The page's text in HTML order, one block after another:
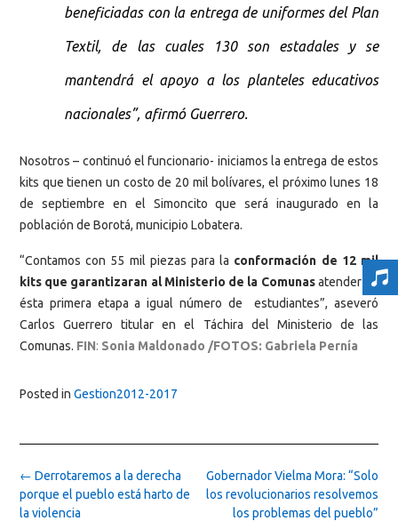
beneficiadas con la entrega de uniformes del Plan
Textil, de las cuales 130 son estadales y se
mantendrá el apoyo a los planteles educativos
nacionales”, afirmó Guerrero.
Nosotros – continuó el funcionario- iniciamos la entrega de estos
kits que tienen un costo de 20 mil bolívares, el próximo lunes 18
de septiembre en el Simoncito que será inaugurado en la
población de Borotá, municipio Lobatera.
“Contamos con 55 mil piezas para la conformación de 12 mil
kits que garantizaran al Ministerio de la Comunasatender en
ésta primera etapa a igual número de estudiantes”, aseveró
Carlos Guerrero titular en el Táchira del Ministerio de las
Comunas. FIN: Sonia Maldonado /FOTOS: Gabriela Pernía
Posted in Gestion2012-2017
Post
navigation
Gobernador Vielma Mora: “Solo
los revolucionarios resolvemos
los problemas del pueblo”
← Derrotaremos a la derecha
porque el pueblo está harto de
la violencia